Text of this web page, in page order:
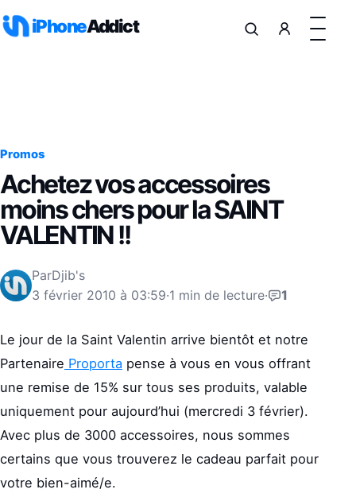
iPhoneAddict
Promos
Achetez vos accessoires
moins chers pour la SAINT
VALENTIN !!
ParDjib's
3 février 2010 à 03:59·1 min de lecture· 1
Le jour de la Saint Valentin arrive bientôt et notre
Partenaire Proporta pense à vous en vous offrant
une remise de 15% sur tous ses produits, valable
uniquement pour aujourd’hui (mercredi 3 février).
Avec plus de 3000 accessoires, nous sommes
certains que vous trouverez le cadeau parfait pour
votre bien-aimé/e.